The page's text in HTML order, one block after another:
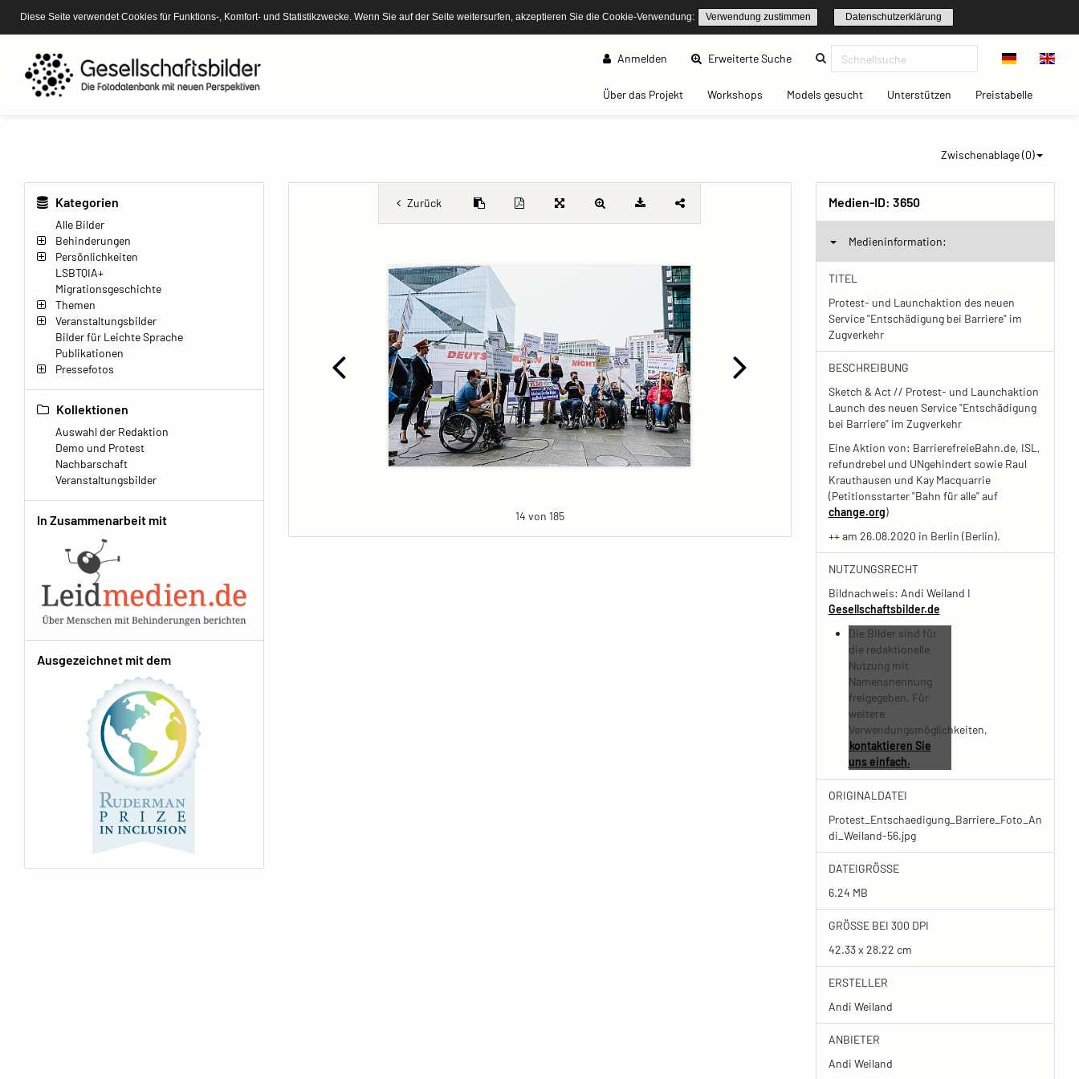
Diese Seite verwendet Cookies für Funktions-, Komfort- und Statistikzwecke. Wenn Sie auf der Seite weitersurfen, akzeptieren Sie die Cookie-Verwendung: Verwendung zustimmen Datenschutzerklärung
Anmelden Erweiterte Suche(current)
Über das Projekt(current)Workshops(current)Models gesucht(current)Unterstützen(current)Preistabelle(current)
Zwischenablage (0)
Kategorien
Alle Bilder
Behinderungen
Persönlichkeiten
LSBTQIA+
Migrationsgeschichte
Themen
Veranstaltungsbilder
Bilder für Leichte Sprache
Publikationen
Pressefotos
Kollektionen
Auswahl der Redaktion
Demo und Protest
Nachbarschaft
Veranstaltungsbilder
In Zusammenarbeit mit
Ausgezeichnet mit dem
Zurück
14 von 185
Medien-ID: 3650
Medieninformation:
TITEL
Protest- und Launchaktion des neuen
Service "Entschädigung bei Barriere" im
Zugverkehr
BESCHREIBUNG
Sketch & Act // Protest- und Launchaktion
Launch des neuen Service "Entschädigung
bei Barriere" im Zugverkehr
Eine Aktion von: BarrierefreieBahn.de, ISL,
refundrebel und UNgehindert sowie Raul
Krauthausen und Kay Macquarrie
(Petitionsstarter "Bahn für alle" auf
change.org)
++ am 26.08.2020 in Berlin (Berlin).
NUTZUNGSRECHT
Bildnachweis: Andi Weiland I
Gesellschaftsbilder.de
Die Bilder sind für
die redaktionelle
Nutzung mit
Namensnennung
freigegeben. Für
weitere
Verwendungsmöglichkeiten,
kontaktieren Sie
uns einfach.
ORIGINALDATEI
Protest_Entschaedigung_Barriere_Foto_An
di_Weiland-56.jpg
DATEIGRÖSSE
6.24 MB
GRÖSSE BEI 300 DPI
42.33 x 28.22 cm
ERSTELLER
Andi Weiland
ANBIETER
Andi Weiland